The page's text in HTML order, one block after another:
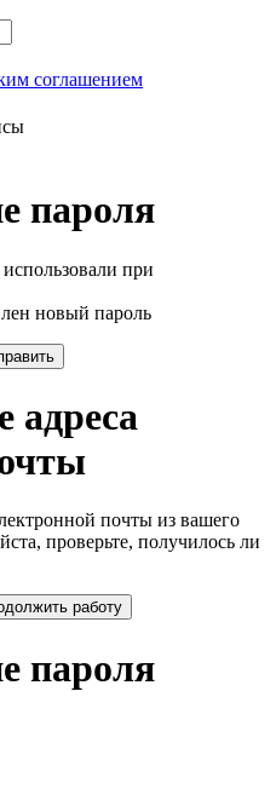
соглашением
пароля
при
новый пароль
адреса
почты из вашего
проверьте, получилось ли
пароля